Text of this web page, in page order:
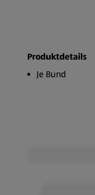
Produktdetails
Je Bund